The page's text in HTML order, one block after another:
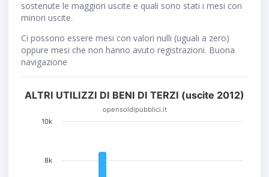
sostenute le maggiori uscite e quali sono stati i mesi con
minori uscite.
Ci possono essere mesi con valori nulli (uguali a zero)
oppure mesi che non hanno avuto registrazioni. Buona
navigazione
ALTRI UTILIZZI DI BENI DI TERZI (uscite 2012)
opensoldipubblici.it
8k
10k